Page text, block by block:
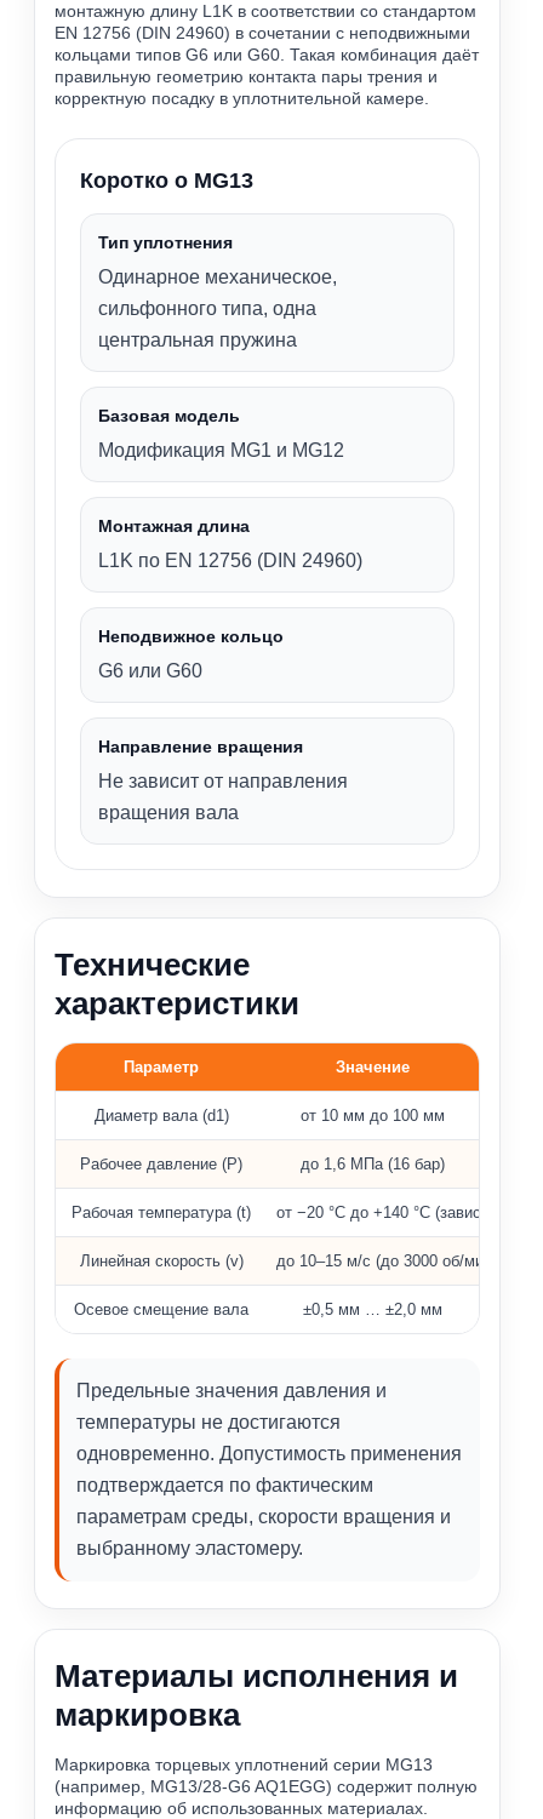
монтажную длину L1K в соответствии со стандартом
EN 12756 (DIN 24960) в сочетании с неподвижными
кольцами типов G6 или G60. Такая комбинация даёт
правильную геометрию контакта пары трения и
корректную посадку в уплотнительной камере.
Коротко о MG13
Тип уплотнения
Одинарное механическое,
сильфонного типа, одна
центральная пружина
Базовая модель
Модификация MG1 и MG12
Монтажная длина
L1K по EN 12756 (DIN 24960)
Неподвижное кольцо
G6 или G60
Направление вращения
Не зависит от направления
вращения вала
Технические
характеристики
Параметр Значение
Диаметр вала (d1) от 10 мм до 100 мм
Рабочее давление (P) до 1,6 МПа (16 бар)
Рабочая температура (t) от −20 °C до +140 °C (зависит от
Линейная скорость (v) до 10–15 м/с (до 3000 об/мин)
Осевое смещение вала ±0,5 мм … ±2,0 мм
Предельные значения давления и
температуры не достигаются
одновременно. Допустимость применения
подтверждается по фактическим
параметрам среды, скорости вращения и
выбранному эластомеру.
Материалы исполнения и
маркировка
Маркировка торцевых уплотнений серии MG13
(например, MG13/28-G6 AQ1EGG) содержит полную
информацию об использованных материалах.